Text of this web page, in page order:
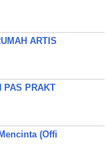
ARTIS
PAS PRAKT
(Offi